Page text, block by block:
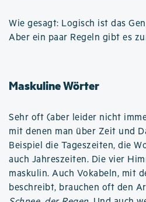
Wie gesagt: Logisch ist das
Aber ein paar Regeln gibt es
Maskuline Wörter
Sehr oft (aber leider nicht
mit denen man über Zeit und
Beispiel die Tageszeiten, die
auch Jahreszeiten. Die vier
maskulin. Auch Vokabeln, mit
beschreibt, brauchen oft den